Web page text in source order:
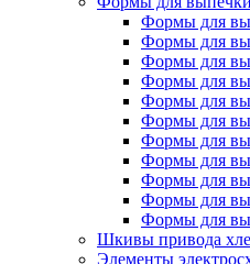
Формы для
Формы для
Формы для
Формы для
Формы для
Формы для
Формы для
Формы для
Формы для
Формы для
Формы для
Шкивы привода
Элементы